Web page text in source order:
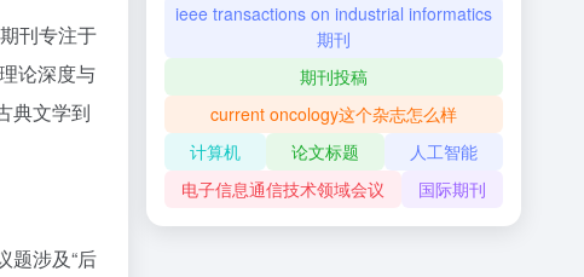
刊专注于
论深度与
典文学到
题涉及“后
ieee transactions on industrial informatics
期刊
期刊投稿
current oncology这个杂志怎么样
计算机
论文标题
人工智能
电子信息通信技术领域会议
国际期刊